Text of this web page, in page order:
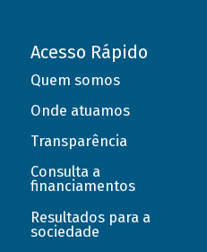
Acesso Rápido
Quem somos
Onde atuamos
Transparência
Consulta a
financiamentos
Resultados para a
sociedade